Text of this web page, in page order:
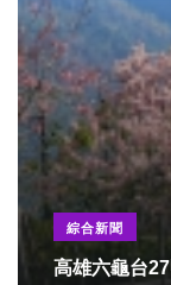
綜合新聞
高雄六龜台